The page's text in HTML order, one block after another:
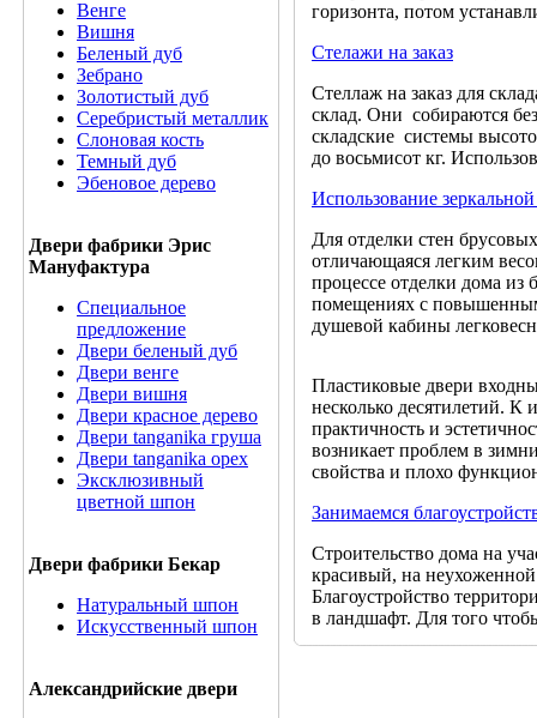
Венге
Вишня
Беленый дуб
Зебрано
Золотистый дуб
Серебристый металлик
Слоновая кость
Темный дуб
Эбеновое дерево
Двери фабрики Эрис
Мануфактура
Специальное
предложение
Двери беленый дуб
Двери венге
Двери вишня
Двери красное дерево
Двери tanganika груша
Двери tanganika oрех
Эксклюзивный
цветной шпон
Двери фабрики Бекар
Натуральный шпон
Искусственный шпон
Александрийские двери
горизонта, потом
Стелажи на заказ
Стеллаж на заказ для
склад. Они собираются
складские системы
до восьмисот кг.
Использование
Для отделки стен
отличающаяся легким
процессе отделки дома из
помещениях с
душевой кабины
Пластиковые двери
несколько десятилетий. К
практичность и
возникает проблем в
свойства и плохо
Занимаемся
Строительство дома на
красивый, на
Благоустройство
в ландшафт. Для того